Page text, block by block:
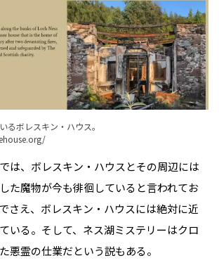
るボレスキン・ハウス。
は、ボレスキン・ハウスとその周辺には
た魔物が今も徘徊していると言われてお
さえ、ボレスキン・ハウスには絶対に近
いる。そして、ネス湖ミステリーはクロ
悪霊の仕業だという説もある。